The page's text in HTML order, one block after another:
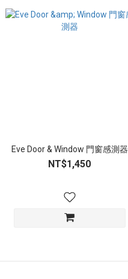
Eve Door & Window 門窗感測器
NT$1,450